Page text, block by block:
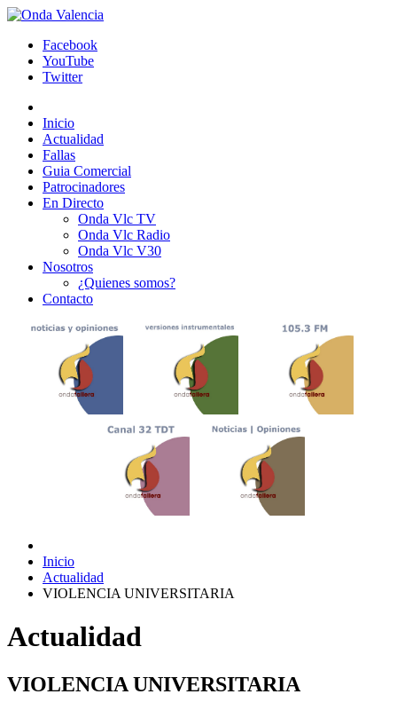
Facebook
YouTube
Twitter
Inicio
Actualidad
Fallas
Guia Comercial
Patrocinadores
En Directo
Onda Vlc TV
Onda Vlc Radio
Onda Vlc V30
Nosotros
¿Quienes somos?
Contacto
Inicio
Actualidad
VIOLENCIA UNIVERSITARIA
Actualidad
VIOLENCIA UNIVERSITARIA